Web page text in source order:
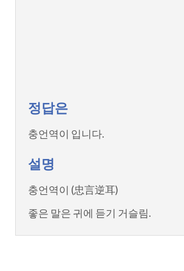
정답은
충언역이 입니다.
설명
충언역이 (忠言逆耳)
좋은 말은 귀에 듣기 거슬림.